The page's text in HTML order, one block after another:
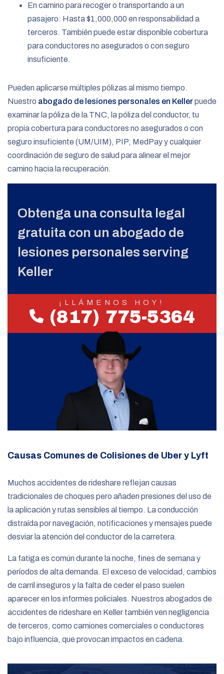
En camino para recoger o transportando a un
pasajero: Hasta $1,000,000 en responsabilidad a
terceros. También puede estar disponible cobertura
para conductores no asegurados o con seguro
insuficiente.
Pueden aplicarse múltiples pólizas al mismo tiempo.
Nuestro abogado de lesiones personales en Kellerpuede
examinar la póliza de la TNC, la póliza del conductor, tu
propia cobertura para conductores no asegurados o con
seguro insuficiente (UM/UIM), PIP, MedPay y cualquier
coordinación de seguro de salud para alinear el mejor
camino hacia la recuperación.
Obtenga una consulta legal
gratuita con un abogado de
lesiones personales serving
Keller
¡LLÁMENOS HOY!
(817) 775-5364
Causas Comunes de Colisiones de Uber y Lyft
Muchos accidentes de rideshare reflejan causas
tradicionales de choques pero añaden presiones del uso de
la aplicación y rutas sensibles al tiempo. La conducción
distraída por navegación, notificaciones y mensajes puede
desviar la atención del conductor de la carretera.
La fatiga es común durante la noche, fines de semana y
períodos de alta demanda. El exceso de velocidad, cambios
de carril inseguros y la falta de ceder el paso suelen
aparecer en los informes policiales. Nuestros abogados de
accidentes de rideshare en Keller también ven negligencia
de terceros, como camiones comerciales o conductores
bajo influencia, que provocan impactos en cadena.